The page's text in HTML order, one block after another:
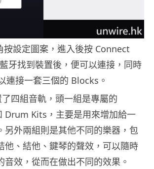
設定圖案，進入後按 Connect
牙找到裝置後，便可以連接，同時
連接一套三個的 Blocks。
四組音軌，頭一組是專屬的
Drum Kits，主要是用來增加給一
另外兩組則是其他不同的樂器，包
他、結他、鍵琴的聲效，可以隨時
音效，從而在做出不同的效果。